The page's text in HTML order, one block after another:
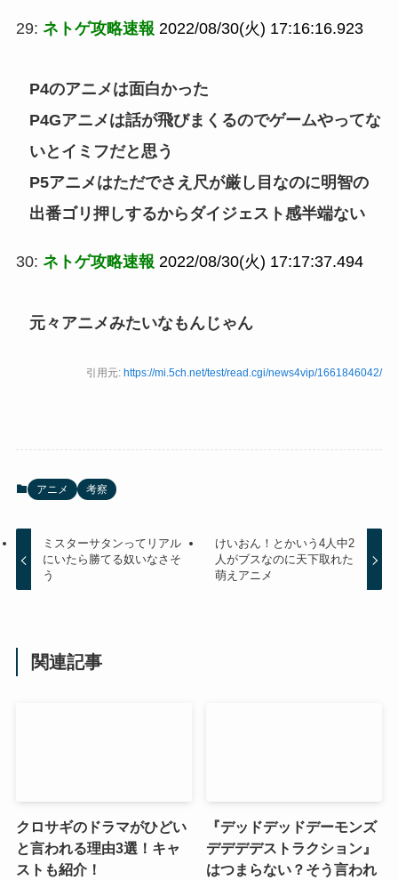
29: ネトゲ攻略速報 2022/08/30(火) 17:16:16.923
P4のアニメは面白かった
P4Gアニメは話が飛びまくるのでゲームやってな
いとイミフだと思う
P5アニメはただでさえ尺が厳し目なのに明智の
出番ゴリ押しするからダイジェスト感半端ない
30: ネトゲ攻略速報 2022/08/30(火) 17:17:37.494
元々アニメみたいなもんじゃん
引用元: https://mi.5ch.net/test/read.cgi/news4vip/1661846042/
アニメ 考察
ミスターサタンってリアル
にいたら勝てる奴いなさそ
う
けいおん！とかいう4人中2
人がブスなのに天下取れた
萌えアニメ
関連記事
クロサギのドラマがひどい
と言われる理由3選！キャ
ストも紹介！
『デッドデッドデーモンズ
デデデデストラクション』
はつまらない？そう言われ